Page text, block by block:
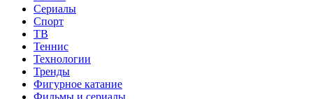
Сериалы
Спорт
ТВ
Теннис
Технологии
Тренды
Фигурное катание
Фильмы и сериалы